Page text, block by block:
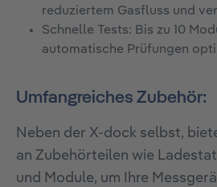
reduziertem Gasfluss und
Schnelle Tests: Bis zu 10
automatische Prüfungen
Umfangreiches Zubehör:
Neben der X-dock selbst,
an Zubehörteilen wie
und Module, um Ihre